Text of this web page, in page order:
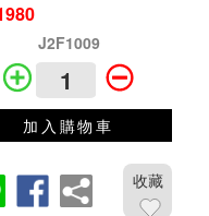
J2F1009
加入購物車
收藏